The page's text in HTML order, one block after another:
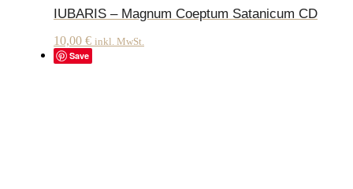
IUBARIS – Magnum Coeptum Satanicum CD
10,00 € inkl. MwSt.
Save